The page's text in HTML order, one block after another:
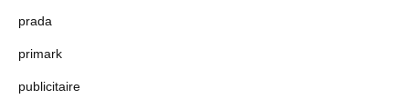
prada
primark
publicitaire